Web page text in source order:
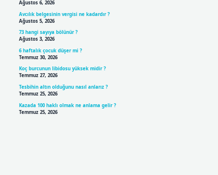
Ağustos 6, 2026
Avcılık belgesinin vergisi ne kadardır ?
Ağustos 5, 2026
73 hangi sayıya bölünür ?
Ağustos 3, 2026
6 haftalık çocuk düşer mi ?
Temmuz 30, 2026
Koç burcunun libidosu yüksek midir ?
Temmuz 27, 2026
Tesbihin altın olduğunu nasıl anlarız ?
Temmuz 25, 2026
Kazada 100 haklı olmak ne anlama gelir ?
Temmuz 25, 2026